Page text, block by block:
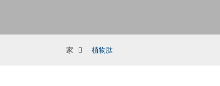
家 植物肽